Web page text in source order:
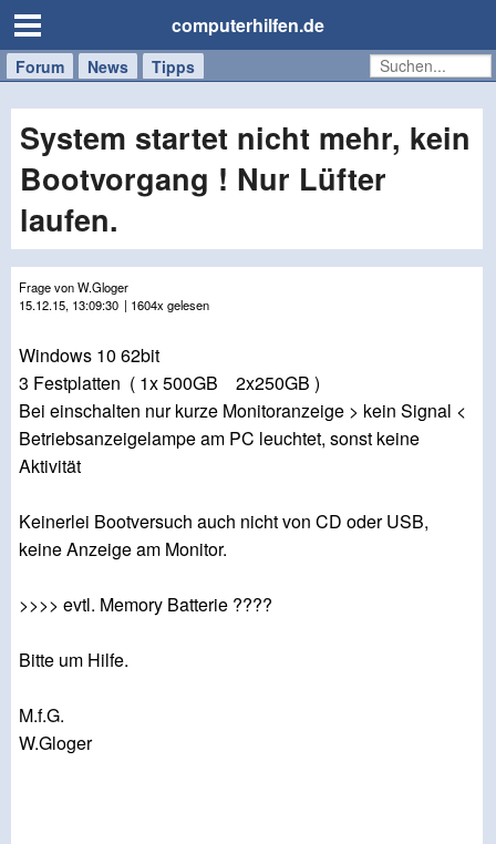
computerhilfen.de
Forum News Tipps
Handy
Tablet
Windows
Mac
System startet nicht mehr, kein
Bootvorgang ! Nur Lüfter
laufen.
Frage von W.Gloger
15.12.15, 13:09:30 | 1604x gelesen
Windows 10 62bit
3 Festplatten ( 1x 500GB 2x250GB )
Bei einschalten nur kurze Monitoranzeige > kein Signal <
Betriebsanzeigelampe am PC leuchtet, sonst keine
Aktivität
Keinerlei Bootversuch auch nicht von CD oder USB,
keine Anzeige am Monitor.
>>>> evtl. Memory Batterie ????
Bitte um Hilfe.
M.f.G.
W.Gloger